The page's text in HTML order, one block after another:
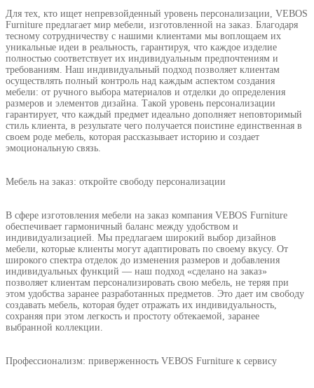
Для тех, кто ищет непревзойденный уровень персонализации, VEBOS
Furniture предлагает мир мебели, изготовленной на заказ. Благодаря
тесному сотрудничеству с нашими клиентами мы воплощаем их
уникальные идеи в реальность, гарантируя, что каждое изделие
полностью соответствует их индивидуальным предпочтениям и
требованиям. Наш индивидуальный подход позволяет клиентам
осуществлять полный контроль над каждым аспектом создания
мебели: от ручного выбора материалов и отделки до определения
размеров и элементов дизайна. Такой уровень персонализации
гарантирует, что каждый предмет идеально дополняет неповторимый
стиль клиента, в результате чего получается поистине единственная в
своем роде мебель, которая рассказывает историю и создает
эмоциональную связь.
Мебель на заказ: откройте свободу персонализации
В сфере изготовления мебели на заказ компания VEBOS Furniture
обеспечивает гармоничный баланс между удобством и
индивидуализацией. Мы предлагаем широкий выбор дизайнов
мебели, которые клиенты могут адаптировать по своему вкусу. От
широкого спектра отделок до изменения размеров и добавления
индивидуальных функций — наш подход «сделано на заказ»
позволяет клиентам персонализировать свою мебель, не теряя при
этом удобства заранее разработанных предметов. Это дает им свободу
создавать мебель, которая будет отражать их индивидуальность,
сохраняя при этом легкость и простоту обтекаемой, заранее
выбранной коллекции.
Профессионализм: приверженность VEBOS Furniture к сервису